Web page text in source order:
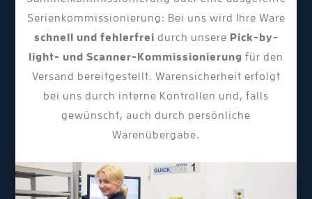
Serienkommissionierung: Bei uns wird Ihre Ware
schnell und fehlerfrei durch unsere Pick-by-
light- und Scanner-Kommissionierung für den
Versand bereitgestellt. Warensicherheit erfolgt
bei uns durch interne Kontrollen und, falls
gewünscht, auch durch persönliche
Warenübergabe.